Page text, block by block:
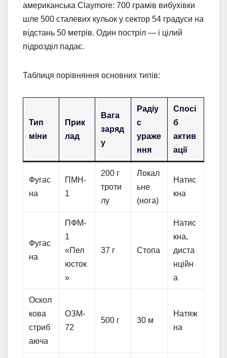
американська Claymore: 700 грамів вибухівки
шле 500 сталевих кульок у сектор 54 градуси на
відстань 50 метрів. Один постріл — і цілий
підрозділ падає.
Таблиця порівняння основних типів:
Тип
міни
Прик
лад
Вага
заряд
у
Радіу
с
ураже
ння
Спосі
б
актив
ації
Фугас
на
ПМН-
1
200 г
троти
лу
Локал
ьне
(нога)
Натис
кна
Фугас
на
ПФМ-
1
«Пел
юсток
»
37 г Стопа
Натис
кна,
диста
нційн
а
Оскол
кова
стриб
аюча
ОЗМ-
72
500 г 30 м
Натяж
на